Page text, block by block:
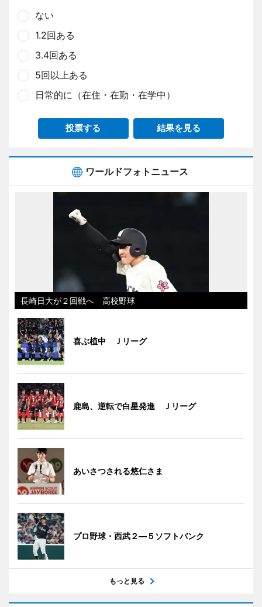
ない
1.2回ある
3.4回ある
5回以上ある
日常的に（在住・在勤・在学中）
投票する 結果を見る
ワールドフォトニュース
長崎日大が２回戦へ 高校野球
喜ぶ植中 Ｊリーグ
鹿島、逆転で白星発進 Ｊリーグ
あいさつされる悠仁さま
プロ野球・西武２―５ソフトバンク
もっと見る